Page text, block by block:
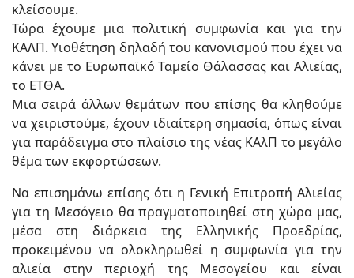
κλείσουμε.
Τώρα έχουμε μια πολιτική συμφωνία και για την
ΚΑΛΠ. Υιοθέτηση δηλαδή του κανονισμού που έχει να
κάνει με το Ευρωπαϊκό Ταμείο Θάλασσας και Αλιείας,
το ΕΤΘΑ.
Μια σειρά άλλων θεμάτων που επίσης θα κληθούμε
να χειριστούμε, έχουν ιδιαίτερη σημασία, όπως είναι
για παράδειγμα στο πλαίσιο της νέας ΚΑλΠ το μεγάλο
θέμα των εκφορτώσεων.
Να επισημάνω επίσης ότι η Γενική Επιτροπή Αλιείας
για τη Μεσόγειο θα πραγματοποιηθεί στη χώρα μας,
μέσα στη διάρκεια της Ελληνικής Προεδρίας,
προκειμένου να ολοκληρωθεί η συμφωνία για την
αλιεία στην περιοχή της Μεσογείου και είναι